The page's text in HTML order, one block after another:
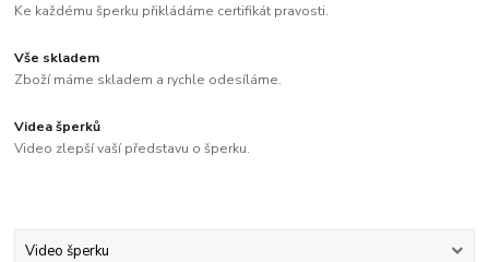
Ke každému šperku přikládáme certifikát pravosti.
Vše skladem
Zboží máme skladem a rychle odesíláme.
Videa šperků
Video zlepší vaší představu o šperku.
Video šperku